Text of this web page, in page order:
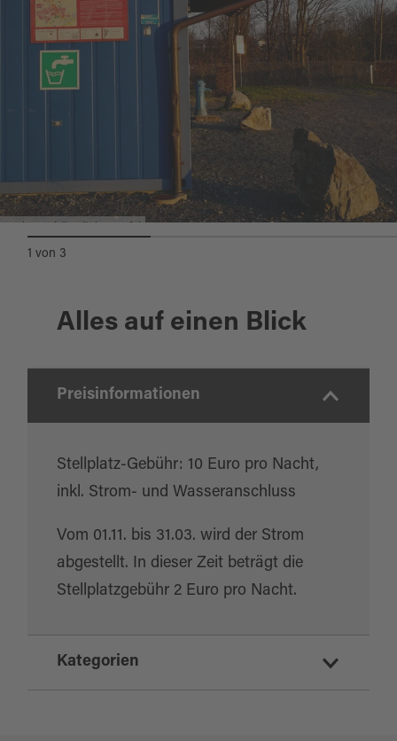
1 von 3
Alles auf einen Blick
Preisinformationen
Stellplatz-Gebühr: 10 Euro pro Nacht,
inkl. Strom- und Wasseranschluss
Vom 01.11. bis 31.03. wird der Strom
abgestellt. In dieser Zeit beträgt die
Stellplatzgebühr 2 Euro pro Nacht.
Kategorien